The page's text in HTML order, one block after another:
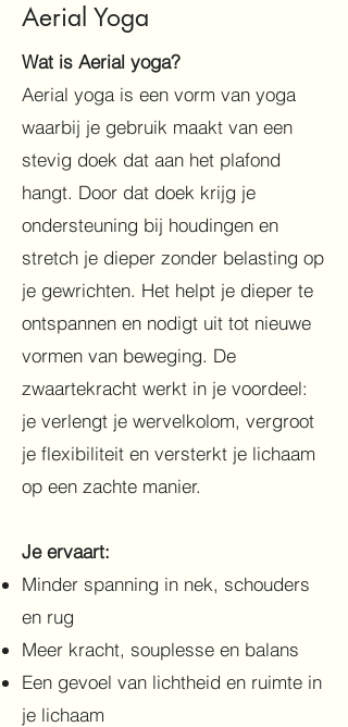
Aerial Yoga
Wat is Aerial yoga?
Aerial yoga is een vorm van yoga
waarbij je gebruik maakt van een
stevig doek dat aan het plafond
hangt. Door dat doek krijg je
ondersteuning bij houdingen en
stretch je dieper zonder belasting op
je gewrichten. Het helpt je dieper te
ontspannen en nodigt uit tot nieuwe
vormen van beweging. De
zwaartekracht werkt in je voordeel:
je verlengt je wervelkolom, vergroot
je flexibiliteit en versterkt je lichaam
op een zachte manier.
Je ervaart:
Minder spanning in nek, schouders
en rug
Meer kracht, souplesse en balans
Een gevoel van lichtheid en ruimte in
je lichaam